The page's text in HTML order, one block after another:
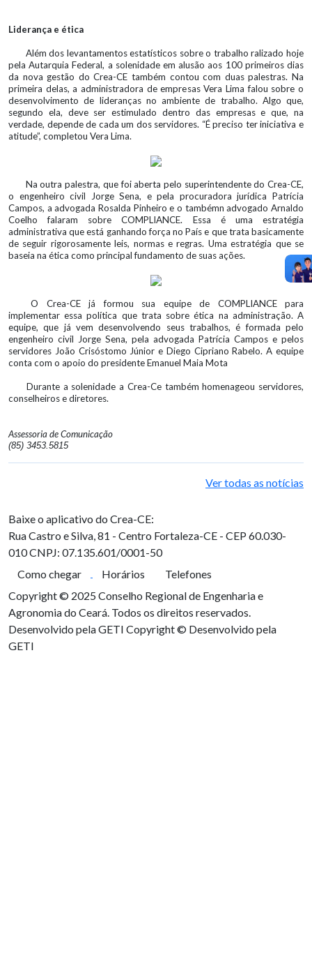
Liderança e ética
Além dos levantamentos estatísticos sobre o trabalho ralizado hoje
pela Autarquia Federal, a solenidade em alusão aos 100 primeiros dias
da nova gestão do Crea-CE também contou com duas palestras. Na
primeira delas, a administradora de empresas Vera Lima falou sobre o
desenvolvimento de lideranças no ambiente de trabalho. Algo que,
segundo ela, deve ser estimulado dentro das empresas e que, na
verdade, depende de cada um dos servidores. “É preciso ter iniciativa e
atitude”, completou Vera Lima.
Na outra palestra, que foi aberta pelo superintendente do Crea-CE,
o engenheiro civil Jorge Sena, e pela procuradora jurídica Patrícia
Campos, a advogada Rosalda Pinheiro e o tambémn advogado Arnaldo
Coelho falaram sobre COMPLIANCE. Essa é uma estratégia
administrativa que está ganhando força no País e que trata basicamente
de seguir rigorosamente leis, normas e regras. Uma estratégia que se
baseia na ética como principal fundamento de suas ações.
O Crea-CE já formou sua equipe de COMPLIANCE para
implementar essa política que trata sobre ética na administração. A
equipe, que já vem desenvolvendo seus trabalhos, é formada pelo
engenheiro civil Jorge Sena, pela advogada Patrícia Campos e pelos
servidores João Crisóstomo Júnior e Diego Cipriano Rabelo. A equipe
conta com o apoio do presidente Emanuel Maia Mota
Durante a solenidade a Crea-Ce também homenageou servidores,
conselheiros e diretores.
Assessoria de Comunicação
(85) 3453.5815
Ver todas as notícias
Baixe o aplicativo do Crea-CE:
Rua Castro e Silva, 81 - Centro Fortaleza-CE - CEP 60.030-
010CNPJ: 07.135.601/0001-50
Como chegar
Horários
Telefones
Copyright © 2025 Conselho Regional de Engenharia e
Agronomia do Ceará. Todos os direitos reservados.
Desenvolvido pela GETI Copyright © Desenvolvido pela
GETI